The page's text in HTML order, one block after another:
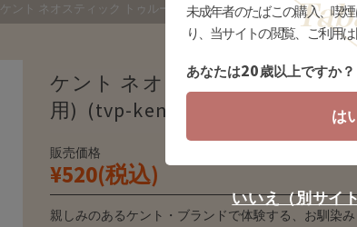
ケント ネオスティック トゥルー タバコ(GLO HYPER用)
ケント ネオスティック トゥル
用) (tvp-kent_true_tbc_new)
販売価格
¥520(税込)
親しみのあるケント・ブランドで体験する、お馴染み
未成年者のたばこの購入、喫
り、当サイトの閲覧、ご利用
あなたは20歳以上ですか？
は
いいえ（別サイ